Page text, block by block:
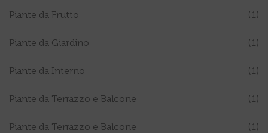
Piante da Frutto (1)
Piante da Giardino (1)
Piante da Interno (1)
Piante da Terrazzo e Balcone (1)
Piante da Terrazzo e Balcone (1)